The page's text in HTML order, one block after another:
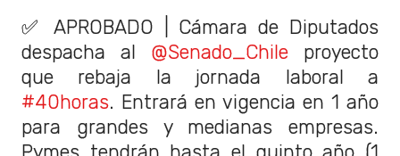
✅ APROBADO | Cámara de Diputados
despacha al @Senado_Chile proyecto
que rebaja la jornada laboral a
#40horas. Entrará en vigencia en 1 año
para grandes y medianas empresas.